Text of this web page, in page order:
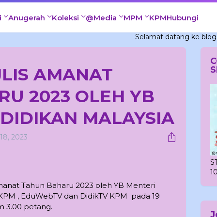
Anugerah Koleksi @Media MPM KPMHubungi
Selamat datang ke blog Cg
AMANAT
2023 OLEH YB
MALAYSIA
2023
Tahun Baharu 2023 oleh YB Menteri
, EduWebTV dan DidikTV KPM pada 19
3.00 petang.